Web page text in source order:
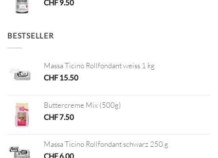
CHF9.50
BESTSELLER
Massa Ticino Rollfondant weiss 1 kg
CHF15.50
Buttercreme Mix (500g)
CHF7.50
Massa Ticino Rollfondant schwarz 250 g
CHF6.00